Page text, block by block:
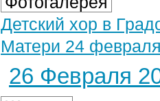
Детский хор в
Матери 24
26 Февраля